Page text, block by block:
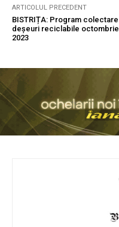
ARTICOLUL PRECEDENT
BISTRIȚA: Program colectare
deșeuri reciclabile octombrie
2023